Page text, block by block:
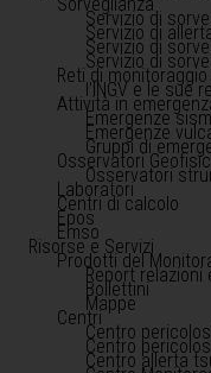
Servizio di
Servizio di
Servizio di
Servizio di
Reti di monitoraggio
l'INGV e le sue
Attività in
Emergenze
Emergenze
Gruppi di
Osservatori
Osservatori
Laboratori
Centri di calcolo
Epos
Emso
Risorse e Servizi
Prodotti del
Report relazioni
Bollettini
Mappe
Centri
Centro
Centro
Centro allerta